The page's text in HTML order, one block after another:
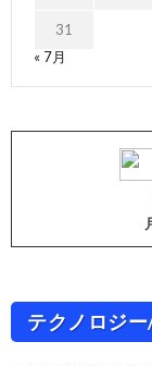
31
« 7月
テクノロジ